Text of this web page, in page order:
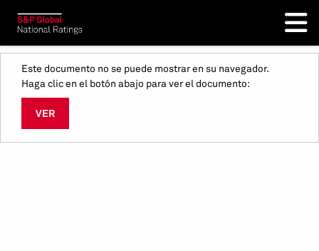
Este documento no se puede mostrar en su navegador.
Haga clic en el botón abajo para ver el documento:
VER